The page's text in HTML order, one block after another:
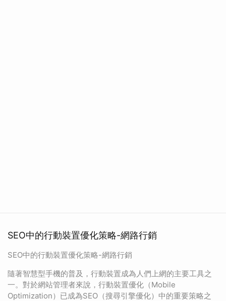
SEO中的行動裝置優化策略-網路行銷
SEO中的行動裝置優化策略-網路行銷
隨著智慧型手機的普及，行動裝置成為人們上網的主要工具之
一。對於網站管理者來說，行動裝置優化（Mobile
Optimization）已成為SEO（搜尋引擎優化）中的重要策略之